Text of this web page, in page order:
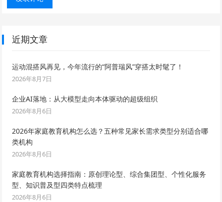
近期文章
运动混搭风再见，今年流行的“阿普瑞风”穿搭太时髦了！
2026年8月7日
企业AI落地：从大模型走向本体驱动的超级组织
2026年8月6日
2026年家庭教育机构怎么选？五种常见家长需求类型分别适合哪
类机构
2026年8月6日
家庭教育机构选择指南：原创理论型、综合集团型、个性化服务
型、知识普及型四类特点梳理
2026年8月6日